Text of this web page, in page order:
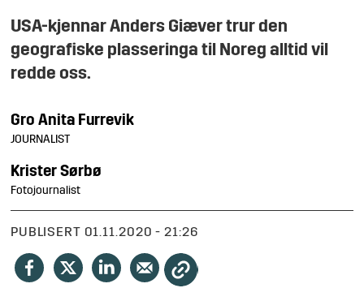
USA-kjennar Anders Giæver trur den
geografiske plasseringa til Noreg alltid vil
redde oss.
Gro Anita Furrevik
JOURNALIST
Krister Sørbø
Fotojournalist
PUBLISERT 01.11.2020 - 21:26